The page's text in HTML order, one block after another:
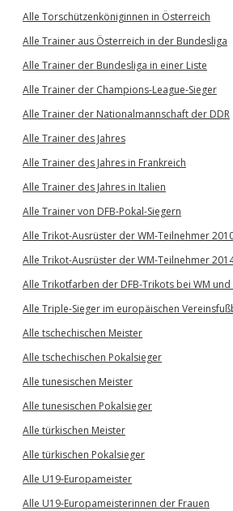
Alle Torschützenköniginnen in Österreich
Alle Trainer aus Österreich in der Bundesliga
Alle Trainer der Bundesliga in einer Liste
Alle Trainer der Champions-League-Sieger
Alle Trainer der Nationalmannschaft der DDR
Alle Trainer des Jahres
Alle Trainer des Jahres in Frankreich
Alle Trainer des Jahres in Italien
Alle Trainer von DFB-Pokal-Siegern
Alle Trikot-Ausrüster der WM-Teilnehmer
Alle Trikot-Ausrüster der WM-Teilnehmer
Alle Trikotfarben der DFB-Trikots bei WM und
Alle Triple-Sieger im europäischen
Alle tschechischen Meister
Alle tschechischen Pokalsieger
Alle tunesischen Meister
Alle tunesischen Pokalsieger
Alle türkischen Meister
Alle türkischen Pokalsieger
Alle U19-Europameister
Alle U19-Europameisterinnen der Frauen